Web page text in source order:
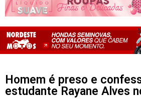
Homem é preso e
estudante Rayane Alves